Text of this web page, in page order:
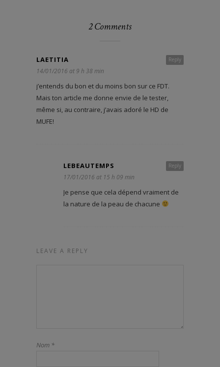
2 Comments
Reply
LAETITIA
14/01/2016 at 9 h 38 min
j’entends du bon et du moins bon sur ce FDT.
Mais ton article me donne envie de le tester,
même si, au contraire, j’avais adoré le HD de
MUFE!
Reply
LEBEAUTEMPS
17/01/2016 at 15 h 09 min
Je pense que cela dépend vraiment de
la nature de la peau de chacune
LEAVE A REPLY
Nom *